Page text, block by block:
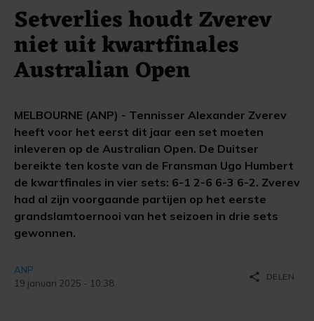
Setverlies houdt Zverev
niet uit kwartfinales
Australian Open
MELBOURNE (ANP) - Tennisser Alexander Zverev
heeft voor het eerst dit jaar een set moeten
inleveren op de Australian Open. De Duitser
bereikte ten koste van de Fransman Ugo Humbert
de kwartfinales in vier sets: 6-1 2-6 6-3 6-2. Zverev
had al zijn voorgaande partijen op het eerste
grandslamtoernooi van het seizoen in drie sets
gewonnen.
ANP
19 januari 2025 - 10:38
share DELEN